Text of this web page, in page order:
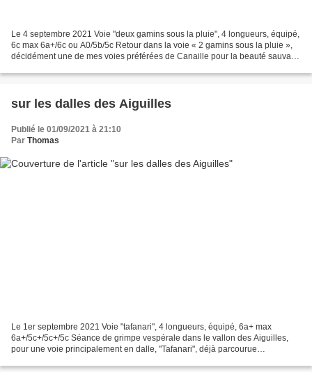
Le 4 septembre 2021 Voie "deux gamins sous la pluie", 4 longueurs, équipé,
6c max 6a+/6c ou A0/5b/5c Retour dans la voie « 2 gamins sous la pluie »,
décidément une de mes voies préférées de Canaille pour la beauté sauvage
sur les dalles des Aiguilles
Publié le 01/09/2021 à 21:10
Par Thomas
Le 1er septembre 2021 Voie "tafanari", 4 longueurs, équipé, 6a+ max
6a+/5c+/5c+/5c Séance de grimpe vespérale dans le vallon des Aiguilles,
pour une voie principalement en dalle, "Tafanari", déjà parcourue